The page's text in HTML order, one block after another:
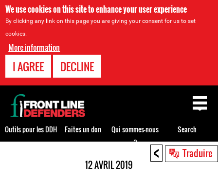
We use cookies on this site to enhance your user experience
By clicking any link on this page you are giving your consent for us to set
cookies.
More information
I AGREE DECLINE
< Traduire
12 AVRIL 2019
Back
to
top
Outils pour les DDH Faites un don
Qui sommes-nous
?
Search